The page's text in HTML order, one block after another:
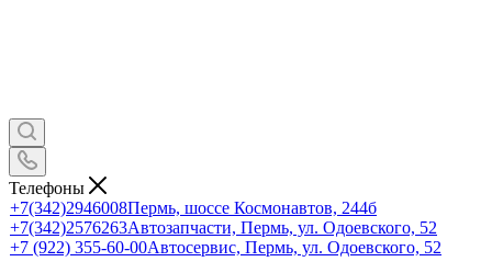
Телефоны
+7(342)2946008Пермь, шоссе Космонавтов, 244б
+7(342)2576263Автозапчасти, Пермь, ул. Одоевского, 52
+7 (922) 355-60-00Автосервис, Пермь, ул. Одоевского, 52